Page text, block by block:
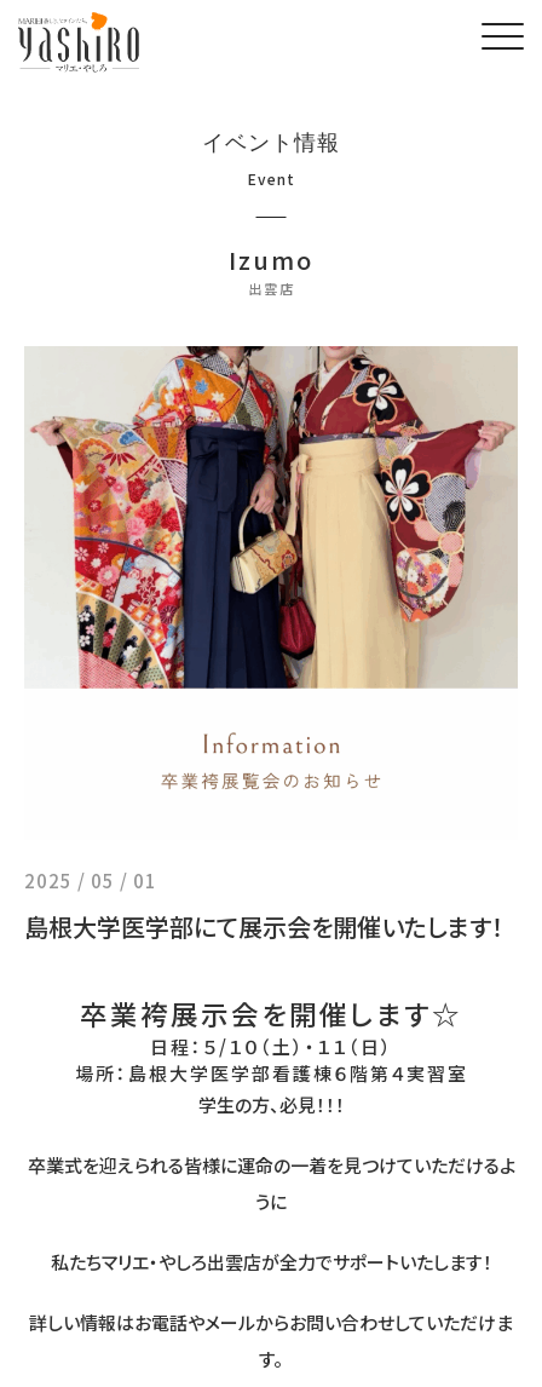
イベント情報
Event
Izumo
出雲店
2025 / 05 / 01
島根大学医学部にて展示会を開催いたします！
卒業袴展示会を開催します☆
日程：５/１０（土）・１１（日）
場所：島根大学医学部看護棟６階第４実習室
学生の方、必見！！！
卒業式を迎えられる皆様に運命の一着を見つけていただけるよ
うに
私たちマリエ・やしろ出雲店が全力でサポートいたします！
詳しい情報はお電話やメールからお問い合わせしていただけま
す。